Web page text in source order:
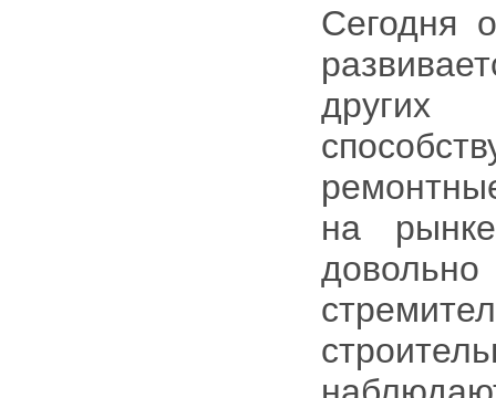
Сегодня
других
на